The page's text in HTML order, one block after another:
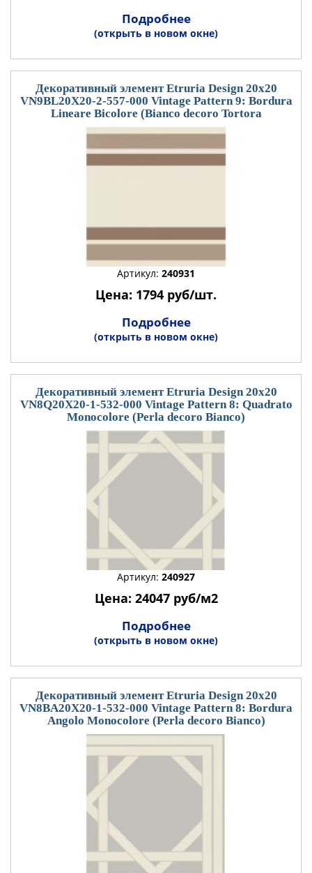
Подробнее
(открыть в новом окне)
Декоративный элемент Etruria Design 20x20
VN9BL20X20-2-557-000 Vintage Pattern 9: Bordura
Lineare Bicolore (Bianco decoro Tortora
Артикул: 240931
Цена: 1794 руб/шт.
Подробнее
(открыть в новом окне)
Декоративный элемент Etruria Design 20x20
VN8Q20X20-1-532-000 Vintage Pattern 8: Quadrato
Monocolore (Perla decoro Bianco)
Артикул: 240927
Цена: 24047 руб/м2
Подробнее
(открыть в новом окне)
Декоративный элемент Etruria Design 20x20
VN8BA20X20-1-532-000 Vintage Pattern 8: Bordura
Angolo Monocolore (Perla decoro Bianco)